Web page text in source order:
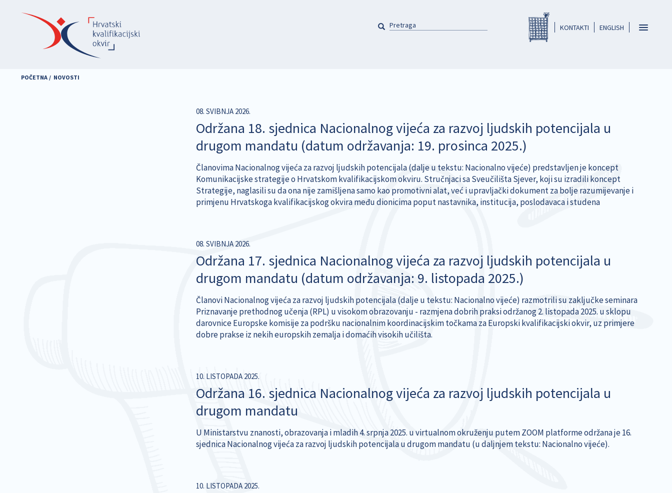
ENGLISH
headerKONTAKTI
PRETRAGA
Toggle
POČETNA NOVOSTI
08. SVIBNJA 2026.
Održana 18. sjednica Nacionalnog vijeća za razvoj ljudskih potencijala u
drugom mandatu (datum održavanja: 19. prosinca 2025.)
Članovima Nacionalnog vijeća za razvoj ljudskih potencijala (dalje u tekstu: Nacionalno vijeće) predstavljen je koncept
Komunikacijske strategije o Hrvatskom kvalifikacijskom okviru. Stručnjaci sa Sveučilišta Sjever, koji su izradili koncept
Strategije, naglasili su da ona nije zamišljena samo kao promotivni alat, već i upravljački dokument za bolje razumijevanje i
primjenu Hrvatskoga kvalifikacijskog okvira među dionicima poput nastavnika, institucija, poslodavaca i studena
08. SVIBNJA 2026.
Održana 17. sjednica Nacionalnog vijeća za razvoj ljudskih potencijala u
drugom mandatu (datum održavanja: 9. listopada 2025.)
Članovi Nacionalnog vijeća za razvoj ljudskih potencijala (dalje u tekstu: Nacionalno vijeće) razmotrili su zaključke seminara
Priznavanje prethodnog učenja (RPL) u visokom obrazovanju - razmjena dobrih praksi održanog 2. listopada 2025. u sklopu
darovnice Europske komisije za podršku nacionalnim koordinacijskim točkama za Europski kvalifikacijski okvir, uz primjere
dobre prakse iz nekih europskih zemalja i domaćih visokih učilišta.
10. LISTOPADA 2025.
Održana 16. sjednica Nacionalnog vijeća za razvoj ljudskih potencijala u
drugom mandatu
U Ministarstvu znanosti, obrazovanja i mladih 4. srpnja 2025. u virtualnom okruženju putem ZOOM platforme održana je 16.
sjednica Nacionalnog vijeća za razvoj ljudskih potencijala u drugom mandatu (u daljnjem tekstu: Nacionalno vijeće).
10. LISTOPADA 2025.